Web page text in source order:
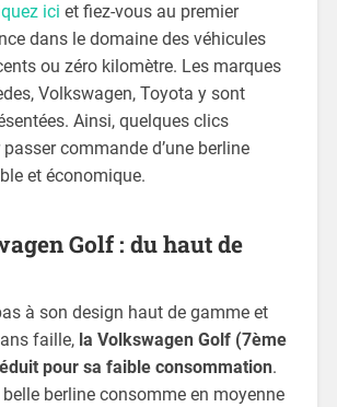
ici et fiez-vous au premier
dans le domaine des véhicules
ou zéro kilomètre. Les marques
Volkswagen, Toyota y sont
Ainsi, quelques clics
commande d’une berline
et économique.
Golf : du haut de
à son design haut de gamme et
faille, la Volkswagen Golf (7ème
pour sa faible consommation.
belle berline consomme en moyenne